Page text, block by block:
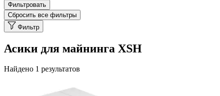
Фильтровать
Сбросить все фильтры
Фильтр
Асики для майнинга XSH
Найдено 1 результатов